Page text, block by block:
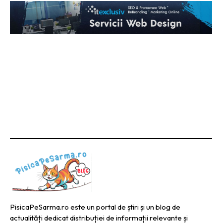
PisicaPeSarma.ro este un portal de știri și un blog de
actualități dedicat distribuției de informații relevante și